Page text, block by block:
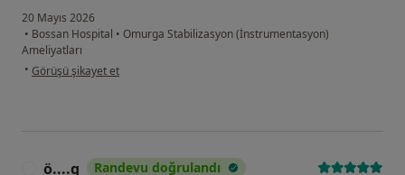
20 Mayıs 2026
• Bossan Hospital • Omurga Stabilizasyon (İnstrumentasyon)
Ameliyatları
• kullanıcının görüşüne göre rı...
Görüşü şikayet et
ö....g Randevu doğrulandı